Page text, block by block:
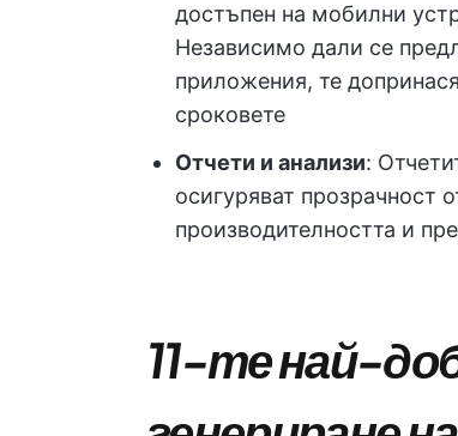
достъпен на мобилни
Независимо дали се
приложения, те
сроковете
Отчети и анализи:
осигуряват прозрачност
производителността и
11-те най-